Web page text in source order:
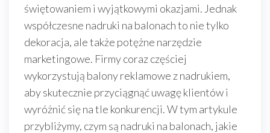
świętowaniem i wyjątkowymi okazjami. Jednak
współczesne nadruki na balonach to nie tylko
dekoracja, ale także potężne narzędzie
marketingowe. Firmy coraz częściej
wykorzystują balony reklamowe z nadrukiem,
aby skutecznie przyciągnąć uwagę klientów i
wyróżnić się na tle konkurencji. W tym artykule
przybliżymy, czym są nadruki na balonach, jakie